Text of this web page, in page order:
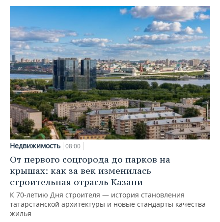
Недвижимость 08:00
От первого соцгорода до парков на
крышах: как за век изменилась
строительная отрасль Казани
К 70-летию Дня строителя — история становления
татарстанской архитектуры и новые стандарты качества
жилья